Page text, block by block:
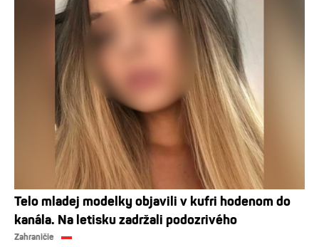
Telo mladej modelky objavili v kufri hodenom do
kanála. Na letisku zadržali podozrivého
Zahraničie